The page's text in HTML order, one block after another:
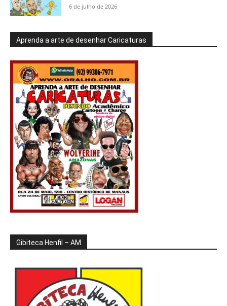
6 de julho de 2026
Aprenda a arte de desenhar Caricaturas
Gibiteca Henfil – AM